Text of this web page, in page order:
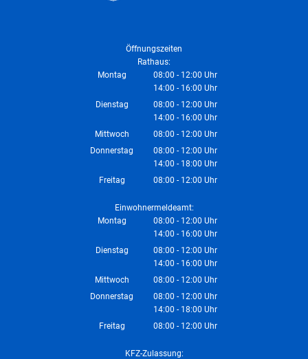
Öffnungszeiten
Rathaus:
Montag
08:00 - 12:00 Uhr
Von 08:00 bis 12:00 Uhr
14:00 - 16:00 Uhr
Von 14:00 bis 16:00 Uhr
Dienstag 08:00 - 12:00 Uhr
Von 08:00 bis 12:00 Uhr
14:00 - 16:00 Uhr
Von 14:00 bis 16:00 Uhr
Mittwoch 08:00 - 12:00 Uhr
Von 08:00 bis 12:00 Uhr
Donnerstag 08:00 - 12:00 Uhr
Von 08:00 bis 12:00 Uhr
14:00 - 18:00 Uhr
Von 14:00 bis 18:00 Uhr
Freitag 08:00 - 12:00 Uhr
Einwohnermeldeamt:
Montag
08:00 - 12:00 Uhr
Von 08:00 bis 12:00 Uhr
14:00 - 16:00 Uhr
Von 14:00 bis 16:00 Uhr
Dienstag 08:00 - 12:00 Uhr
Von 08:00 bis 12:00 Uhr
14:00 - 16:00 Uhr
Von 14:00 bis 16:00 Uhr
Mittwoch 08:00 - 12:00 Uhr
Von 08:00 bis 12:00 Uhr
Donnerstag 08:00 - 12:00 Uhr
Von 08:00 bis 12:00 Uhr
14:00 - 18:00 Uhr
Von 14:00 bis 18:00 Uhr
Freitag 08:00 - 12:00 Uhr
KFZ-Zulassung: